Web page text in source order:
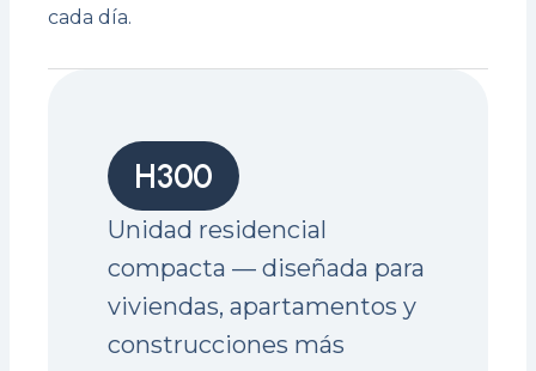
cada día.
H300
Unidad residencial
compacta — diseñada para
viviendas, apartamentos y
construcciones más